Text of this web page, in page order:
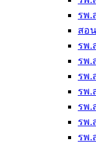
รพ.
สอ
รพ.
รพ.
รพ.
รพ.
รพ.
รพ.
รพ.